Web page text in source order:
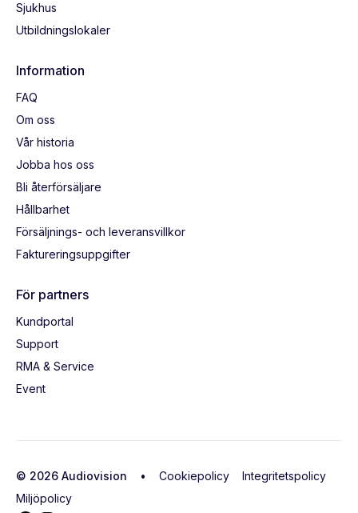
Sjukhus
Utbildningslokaler
Information
FAQ
Om oss
Vår historia
Jobba hos oss
Bli återförsäljare
Hållbarhet
Försäljnings- och leveransvillkor
Faktureringsuppgifter
För partners
Kundportal
Support
RMA & Service
Event
© 2026 Audiovision • Cookiepolicy
Integritetspolicy
Miljöpolicy